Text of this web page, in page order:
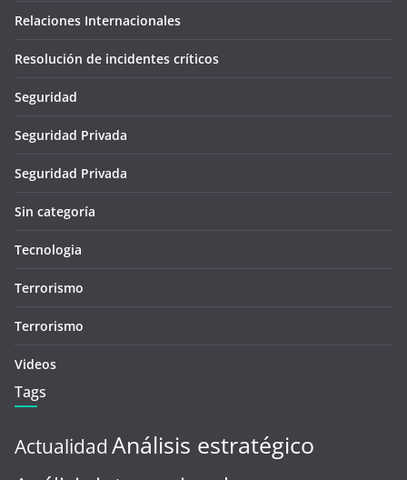
Relaciones Internacionales
Resolución de incidentes críticos
Seguridad
Seguridad Privada
Seguridad Privada
Sin categoría
Tecnologia
Terrorismo
Terrorismo
Videos
Tags
Actualidad Análisis estratégico